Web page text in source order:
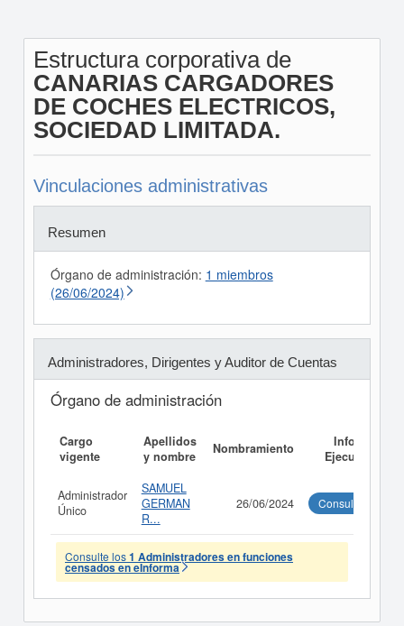
Estructura corporativa de
CANARIAS CARGADORES
DE COCHES ELECTRICOS,
SOCIEDAD LIMITADA.
Vinculaciones administrativas
Resumen
Órgano de administración: 1 miembros
(26/06/2024)
Administradores, Dirigentes y Auditor de Cuentas
Órgano de administración
Cargo
vigente
Apellidos
y nombre
Nombramiento
Informe
Ejecutivo
Administrador
Único
SAMUEL
GERMAN
R...
26/06/2024 Consultar
Consulte los1 Administradores en funciones
censados en eInforma